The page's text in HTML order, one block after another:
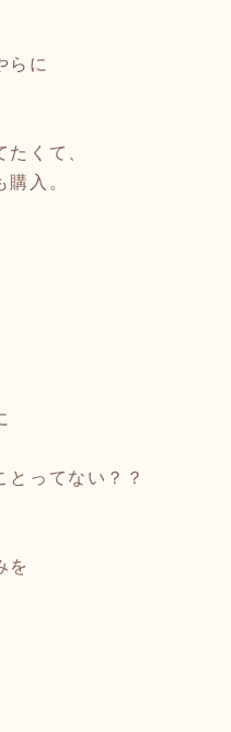
らに
くて、
入。
とってない？？
を